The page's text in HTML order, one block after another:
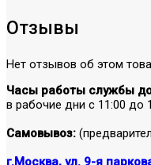
Отзывы
Нет отзывов об этом
Часы работы службы
в рабочие дни с 11:00 до
Самовывоз:
г.Москва, ул. 9-я